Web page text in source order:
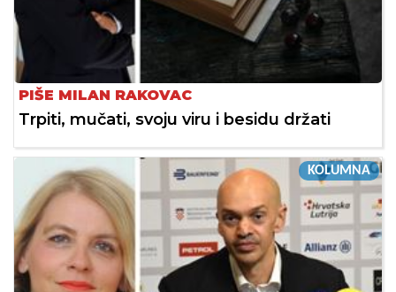
PIŠE MILAN RAKOVAC
Trpiti, mučati, svoju viru i besidu držati
KOLUMNA